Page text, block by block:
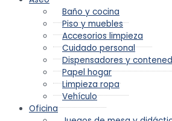
Baño y cocina
Piso y muebles
Accesorios limpieza
Cuidado personal
Dispensadores y
Papel hogar
Limpieza ropa
Vehículo
Oficina